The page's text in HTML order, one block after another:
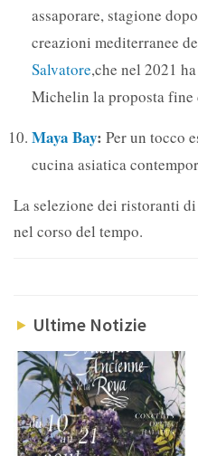
assaporare, stagione
creazioni mediterranee
Salvatore,che nel 2021
Michelin la proposta
Maya Bay: Per un tocco
cucina asiatica
La selezione dei ristoranti
nel corso del tempo.
Ultime Notizie